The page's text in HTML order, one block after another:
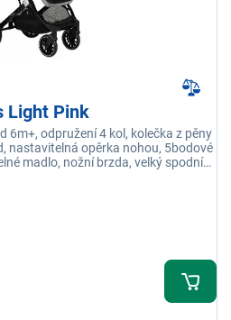
Light Pink
6m+, odpružení 4 kol, kolečka z pěny
nastavitelná opěrka nohou, 5bodové
madlo, nožní brzda, velký spodní